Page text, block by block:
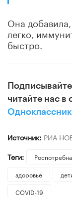
Она
легко,
быстро.
читайте нас в
Источник: РИА
Теги:
здоровье
COVID-19